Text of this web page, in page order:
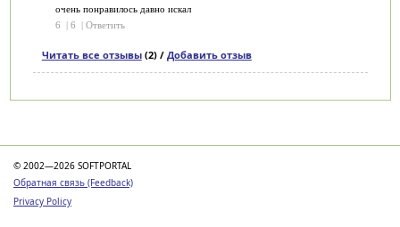
очень понравилось давно искал
6
| 6 | Ответить
Читать все отзывы(2) / Добавить отзыв
© 2002—2026 SOFTPORTAL
Обратная связь (Feedback)
Privacy Policy